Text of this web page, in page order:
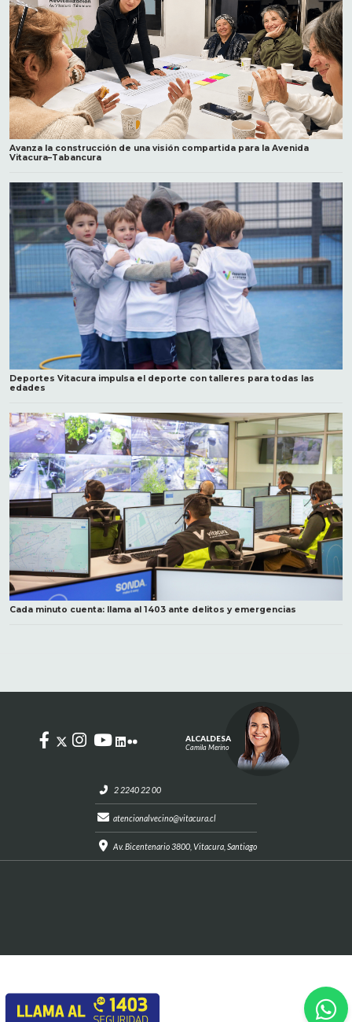
Avanza la construcción de una visión compartida para la Avenida
Vitacura–Tabancura
Deportes Vitacura impulsa el deporte con talleres para todas las
edades
Cada minuto cuenta: llama al 1403 ante delitos y emergencias
2 2240 22 00
atencionalvecino@vitacura.cl
Av. Bicentenario 3800, Vitacura, Santiago
ALCALDESA
Camila Merino